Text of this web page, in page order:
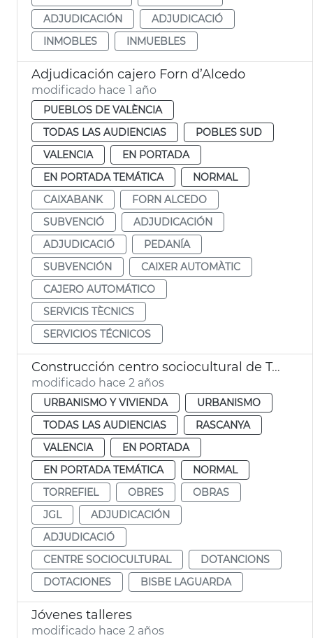
ADJUDICACIÓN
ADJUDICACIÓ
INMOBLES
INMUEBLES
Adjudicación cajero Forn d’Alcedo
modificado hace 1 año
PUEBLOS DE VALÈNCIA
TODAS LAS AUDIENCIAS
POBLES SUD
VALENCIA
EN PORTADA
EN PORTADA TEMÁTICA
NORMAL
CAIXABANK
FORN ALCEDO
SUBVENCIÓ
ADJUDICACIÓN
ADJUDICACIÓ
PEDANÍA
SUBVENCIÓN
CAIXER AUTOMÀTIC
CAJERO AUTOMÁTICO
SERVICIS TÈCNICS
SERVICIOS TÉCNICOS
Construcción centro sociocultural de Torrefiel
modificado hace 2 años
URBANISMO Y VIVIENDA
URBANISMO
TODAS LAS AUDIENCIAS
RASCANYA
VALENCIA
EN PORTADA
EN PORTADA TEMÁTICA
NORMAL
TORREFIEL
OBRES
OBRAS
JGL
ADJUDICACIÓN
ADJUDICACIÓ
CENTRE SOCIOCULTURAL
DOTANCIONS
DOTACIONES
BISBE LAGUARDA
Jóvenes talleres
modificado hace 2 años